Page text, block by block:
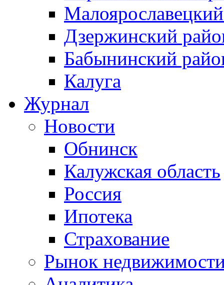
Дзержинский
Бабынинский
Калуга
Журнал
Новости
Обнинск
Калужская область
Россия
Ипотека
Страхование
Рынок